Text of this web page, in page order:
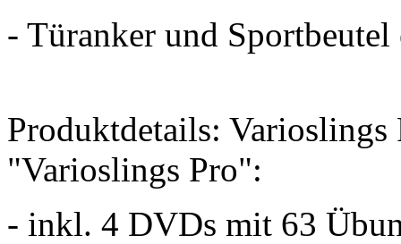
- Türanker und Sportbeutel
Produktdetails: Varioslings
"Varioslings Pro":
- inkl. 4 DVDs mit 63